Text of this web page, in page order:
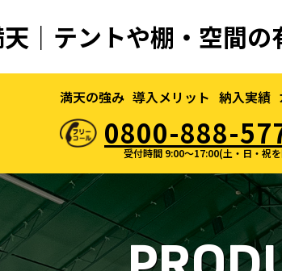
｜テントや棚・空間
満天の強み 導入メリット 納入実績
0800-888-
受付時間 9:00～17:00(土・日・祝